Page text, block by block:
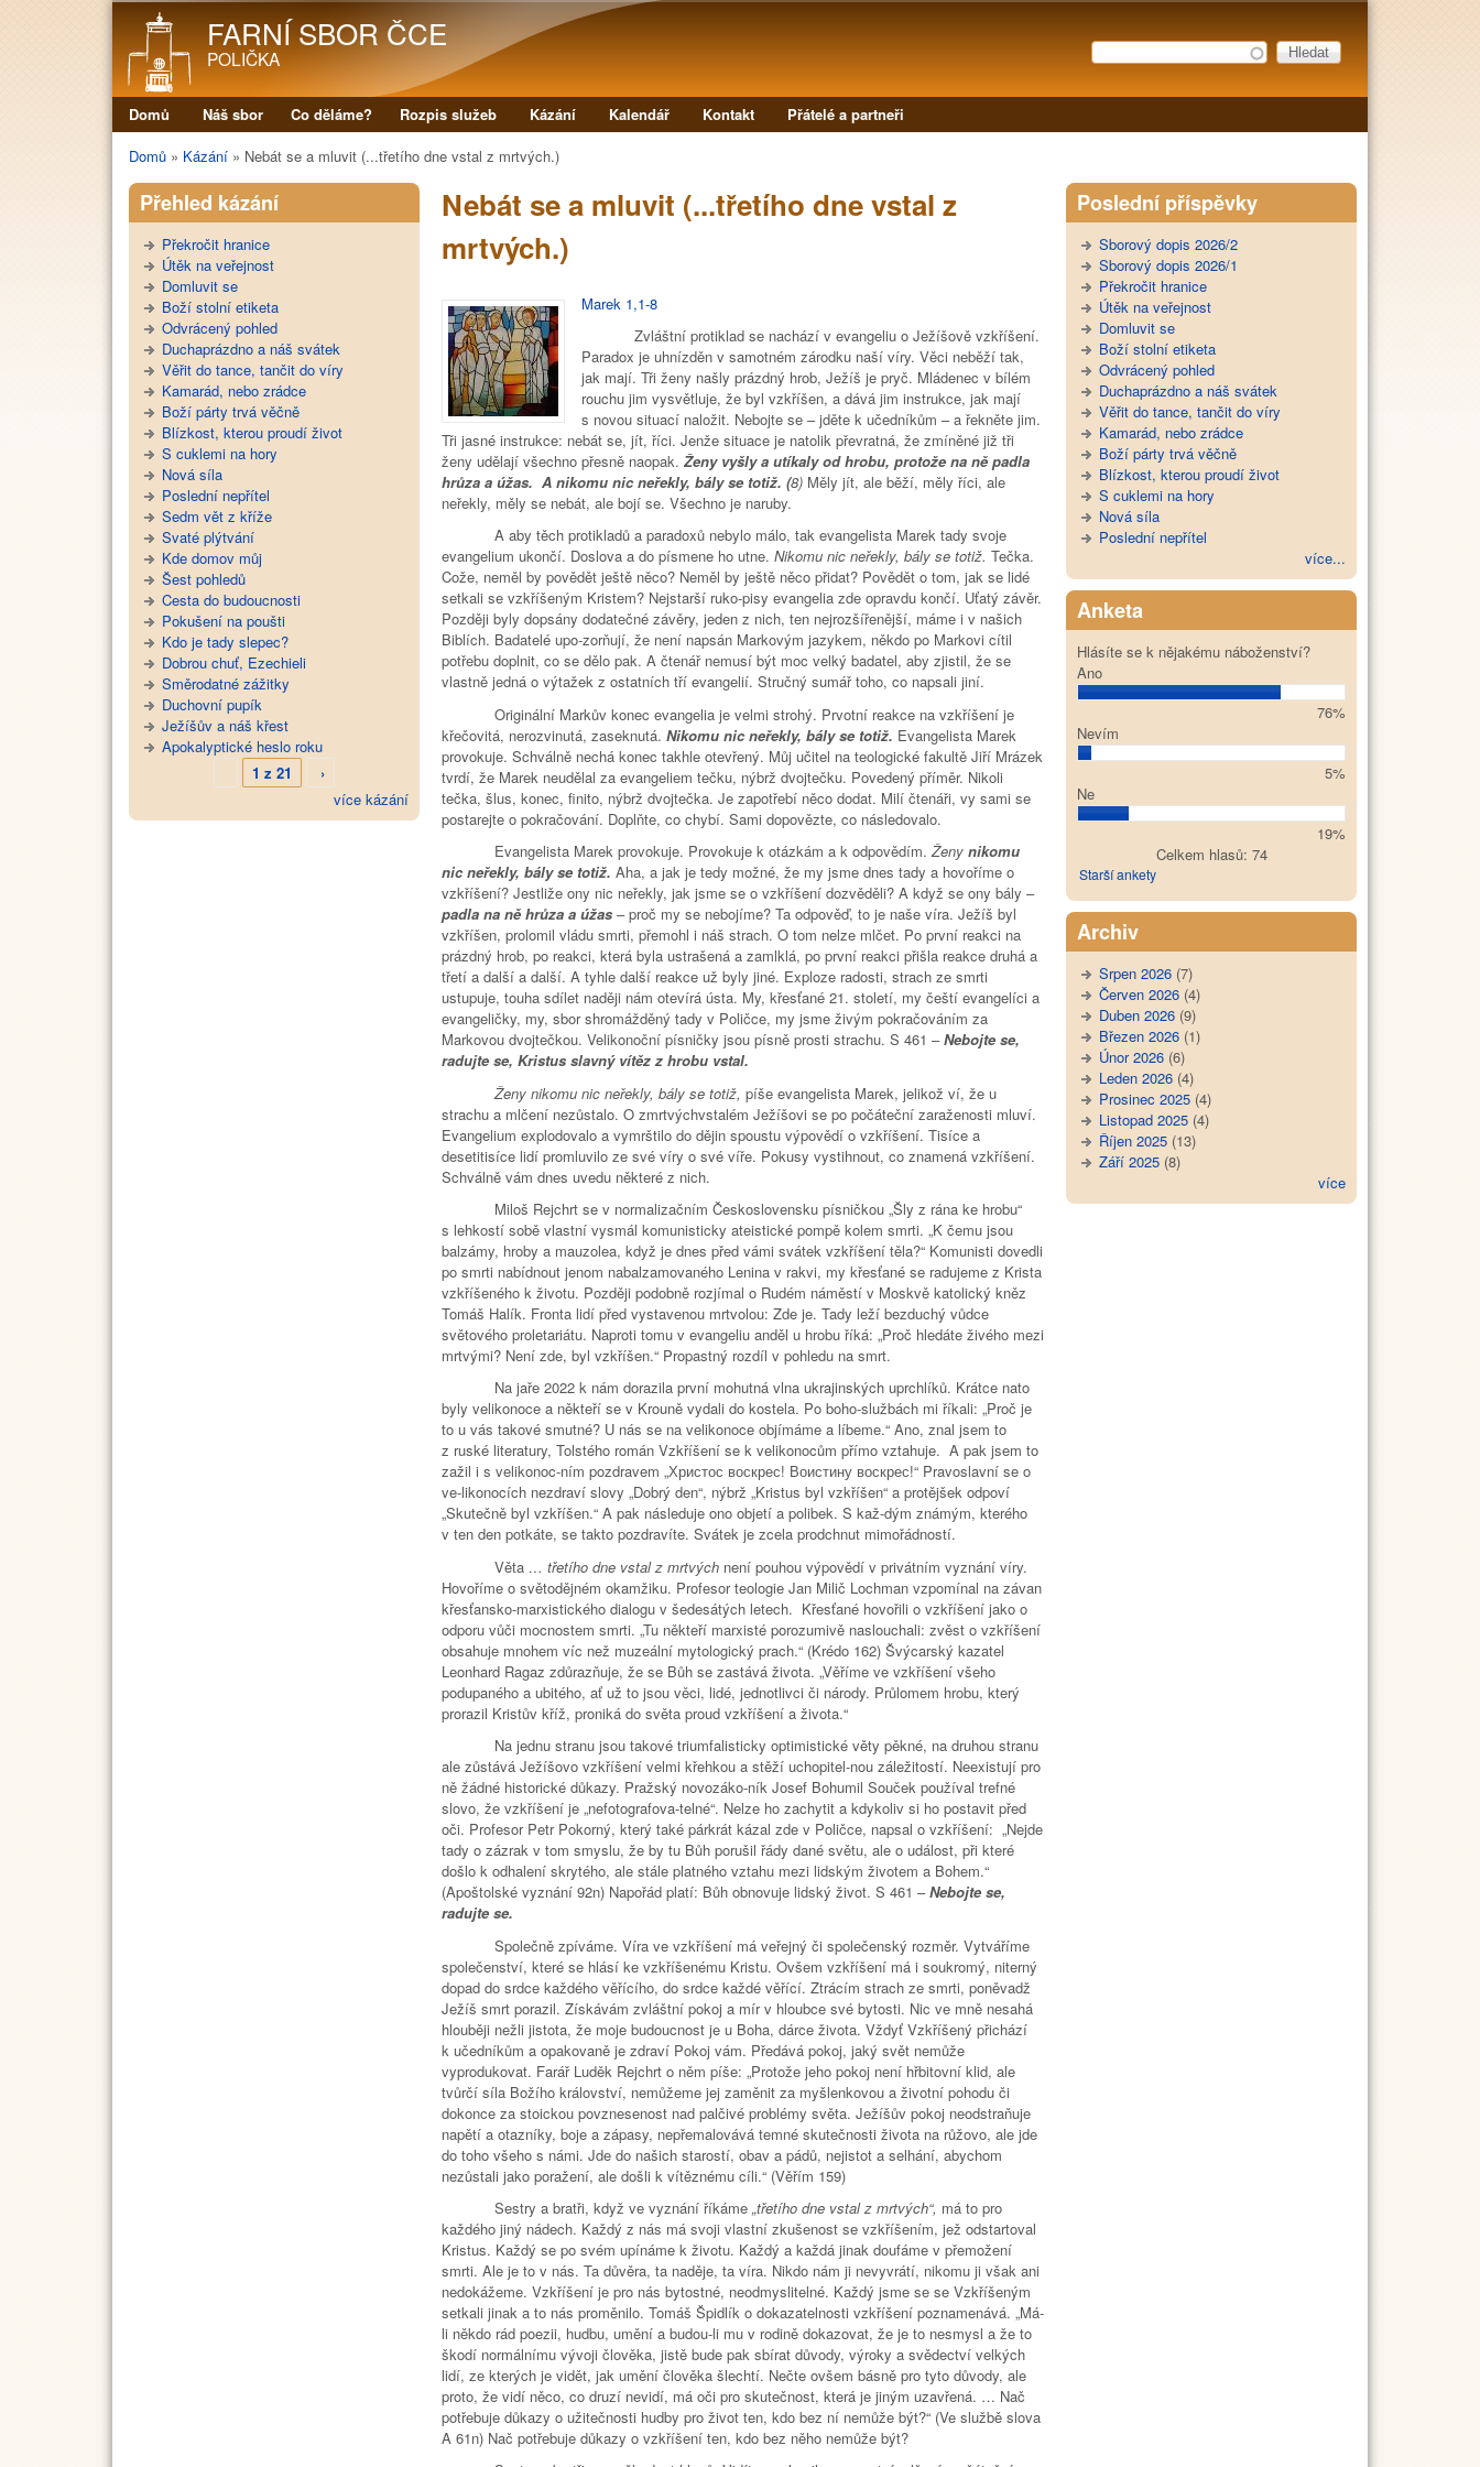
FARNÍ SBOR ČCE
POLIČKA Vyhledávání
Hledat
Hlavní menu
Domů Náš sbor Co děláme? Rozpis služeb Kázání Kalendář Kontakt Přátelé a partneři
Jste zde
Domů » Kázání » Nebát se a mluvit (...třetího dne vstal z mrtvých.)
Nebát se a mluvit (...třetího dne vstal z
mrtvých.)
Marek 1,1-8
Zvláštní protiklad se nachází v evangeliu o Ježíšově vzkříšení.
Paradox je uhnízděn v samotném zárodku naší víry. Věci neběží tak,
jak mají. Tři ženy našly prázdný hrob, Ježíš je pryč. Mládenec v bílém
rouchu jim vysvětluje, že byl vzkříšen, a dává jim instrukce, jak mají
s novou situací naložit. Nebojte se – jděte k učedníkům – a řekněte jim.
Tři jasné instrukce: nebát se, jít, říci. Jenže situace je natolik převratná, že zmíněné již tři
ženy udělají všechno přesně naopak. Ženy vyšly a utíkaly od hrobu, protože na ně padla
hrůza a úžas. A nikomu nic neřekly, bály se totiž. (8)Měly jít, ale běží, měly říci, ale
neřekly, měly se nebát, ale bojí se. Všechno je naruby.
A aby těch protikladů a paradoxů nebylo málo, tak evangelista Marek tady svoje
evangelium ukončí. Doslova a do písmene ho utne. Nikomu nic neřekly, bály se totiž. Tečka.
Cože, neměl by povědět ještě něco? Neměl by ještě něco přidat? Povědět o tom, jak se lidé
setkali se vzkříšeným Kristem? Nejstarší ruko-pisy evangelia zde opravdu končí. Uťatý závěr.
Později byly dopsány dodatečné závěry, jeden z nich, ten nejrozšířenější, máme i v našich
Biblích. Badatelé upo-zorňují, že není napsán Markovým jazykem, někdo po Markovi cítil
potřebu doplnit, co se dělo pak. A čtenář nemusí být moc velký badatel, aby zjistil, že se
vlastně jedná o výtažek z ostatních tří evangelií. Stručný sumář toho, co napsali jiní.
Originální Markův konec evangelia je velmi strohý. Prvotní reakce na vzkříšení je
křečovitá, nerozvinutá, zaseknutá. Nikomu nic neřekly, bály se totiž. Evangelista Marek
provokuje. Schválně nechá konec takhle otevřený. Můj učitel na teologické fakultě Jiří Mrázek
tvrdí, že Marek neudělal za evangeliem tečku, nýbrž dvojtečku. Povedený příměr. Nikoli
tečka, šlus, konec, finito, nýbrž dvojtečka. Je zapotřebí něco dodat. Milí čtenáři, vy sami se
postarejte o pokračování. Doplňte, co chybí. Sami dopovězte, co následovalo.
Evangelista Marek provokuje. Provokuje k otázkám a k odpovědím.Ženy nikomu
nic neřekly, bály se totiž. Aha, a jak je tedy možné, že my jsme dnes tady a hovoříme o
vzkříšení? Jestliže ony nic neřekly, jak jsme se o vzkříšení dozvěděli? A když se ony bály –
padla na ně hrůza a úžas– proč my se nebojíme? Ta odpověď, to je naše víra. Ježíš byl
vzkříšen, prolomil vládu smrti, přemohl i náš strach. O tom nelze mlčet. Po první reakci na
prázdný hrob, po reakci, která byla ustrašená a zamlklá, po první reakci přišla reakce druhá a
třetí a další a další. A tyhle další reakce už byly jiné. Exploze radosti, strach ze smrti
ustupuje, touha sdílet naději nám otevírá ústa. My, křesťané 21. století, my čeští evangelíci a
evangeličky, my, sbor shromážděný tady v Poličce, my jsme živým pokračováním za
Markovou dvojtečkou. Velikonoční písničky jsou písně prosti strachu. S 461 –Nebojte se,
radujte se, Kristus slavný vítěz z hrobu vstal.
Ženy nikomu nic neřekly, bály se totiž, píše evangelista Marek, jelikož ví, že u
strachu a mlčení nezůstalo. O zmrtvýchvstalém Ježíšovi se po počáteční zaraženosti mluví.
Evangelium explodovalo a vymrštilo do dějin spoustu výpovědí o vzkříšení. Tisíce a
desetitisíce lidí promluvilo ze své víry o své víře. Pokusy vystihnout, co znamená vzkříšení.
Schválně vám dnes uvedu některé z nich.
Miloš Rejchrt se v normalizačním Československu písničkou „Šly z rána ke hrobu“
s lehkostí sobě vlastní vysmál komunisticky ateistické pompě kolem smrti. „K čemu jsou
balzámy, hroby a mauzolea, když je dnes před vámi svátek vzkříšení těla?“ Komunisti dovedli
po smrti nabídnout jenom nabalzamovaného Lenina v rakvi, my křesťané se radujeme z Krista
vzkříšeného k životu. Později podobně rozjímal o Rudém náměstí v Moskvě katolický kněz
Tomáš Halík. Fronta lidí před vystavenou mrtvolou: Zde je. Tady leží bezduchý vůdce
světového proletariátu. Naproti tomu v evangeliu anděl u hrobu říká: „Proč hledáte živého mezi
mrtvými? Není zde, byl vzkříšen.“ Propastný rozdíl v pohledu na smrt.
Na jaře 2022 k nám dorazila první mohutná vlna ukrajinských uprchlíků. Krátce nato
byly velikonoce a někteří se v Krouně vydali do kostela. Po boho-službách mi říkali: „Proč je
to u vás takové smutné? U nás se na velikonoce objímáme a líbeme.“ Ano, znal jsem to
z ruské literatury, Tolstého román Vzkříšení se k velikonocům přímo vztahuje. A pak jsem to
zažil i s velikonoc-ním pozdravem „Христос воскрес! Воистину воскрес!“ Pravoslavní se o
ve-likonocích nezdraví slovy „Dobrý den“, nýbrž „Kristus byl vzkříšen“ a protějšek odpoví
„Skutečně byl vzkříšen.“ A pak následuje ono objetí a polibek. S kaž-dým známým, kterého
v ten den potkáte, se takto pozdravíte. Svátek je zcela prodchnut mimořádností.
Věta … třetího dne vstal z mrtvých není pouhou výpovědí v privátním vyznání víry.
Hovoříme o světodějném okamžiku. Profesor teologie Jan Milič Lochman vzpomínal na závan
křesťansko-marxistického dialogu v šedesátých letech. Křesťané hovořili o vzkříšení jako o
odporu vůči mocnostem smrti. „Tu někteří marxisté porozumivě naslouchali: zvěst o vzkříšení
obsahuje mnohem víc než muzeální mytologický prach.“ (Krédo 162) Švýcarský kazatel
Leonhard Ragaz zdůrazňuje, že se Bůh se zastává života. „Věříme ve vzkříšení všeho
podupaného a ubitého, ať už to jsou věci, lidé, jednotlivci či národy. Průlomem hrobu, který
prorazil Kristův kříž, proniká do světa proud vzkříšení a života.“
Na jednu stranu jsou takové triumfalisticky optimistické věty pěkné, na druhou stranu
ale zůstává Ježíšovo vzkříšení velmi křehkou a stěží uchopitel-nou záležitostí. Neexistují pro
ně žádné historické důkazy. Pražský novozáko-ník Josef Bohumil Souček používal trefné
slovo, že vzkříšení je „nefotografova-telné“. Nelze ho zachytit a kdykoliv si ho postavit před
oči. Profesor Petr Pokorný, který také párkrát kázal zde v Poličce, napsal o vzkříšení: „Nejde
tady o zázrak v tom smyslu, že by tu Bůh porušil řády dané světu, ale o událost, při které
došlo k odhalení skrytého, ale stále platného vztahu mezi lidským životem a Bohem.“
(Apoštolské vyznání 92n) Napořád platí: Bůh obnovuje lidský život. S 461 –Nebojte se,
radujte se.
Společně zpíváme. Víra ve vzkříšení má veřejný či společenský rozměr. Vytváříme
společenství, které se hlásí ke vzkříšenému Kristu. Ovšem vzkříšení má i soukromý, niterný
dopad do srdce každého věřícího, do srdce každé věřící. Ztrácím strach ze smrti, poněvadž
Ježíš smrt porazil. Získávám zvláštní pokoj a mír v hloubce své bytosti. Nic ve mně nesahá
hlouběji nežli jistota, že moje budoucnost je u Boha, dárce života. Vždyť Vzkříšený přichází
k učedníkům a opakovaně je zdraví Pokoj vám. Předává pokoj, jaký svět nemůže
vyprodukovat. Farář Luděk Rejchrt o něm píše: „Protože jeho pokoj není hřbitovní klid, ale
tvůrčí síla Božího království, nemůžeme jej zaměnit za myšlenkovou a životní pohodu či
dokonce za stoickou povznesenost nad palčivé problémy světa. Ježíšův pokoj neodstraňuje
napětí a otazníky, boje a zápasy, nepřemalovává temné skutečnosti života na růžovo, ale jde
do toho všeho s námi. Jde do našich starostí, obav a pádů, nejistot a selhání, abychom
nezůstali jako poražení, ale došli k vítěznému cíli.“ (Věřím 159)
Sestry a bratři, když ve vyznání říkáme „třetího dne vstal z mrtvých“, má to pro
každého jiný nádech. Každý z nás má svoji vlastní zkušenost se vzkříšením, jež odstartoval
Kristus. Každý se po svém upínáme k životu. Každý a každá jinak doufáme v přemožení
smrti. Ale je to v nás. Ta důvěra, ta naděje, ta víra. Nikdo nám ji nevyvrátí, nikomu ji však ani
nedokážeme. Vzkříšení je pro nás bytostné, neodmyslitelné. Každý jsme se se Vzkříšeným
setkali jinak a to nás proměnilo. Tomáš Špidlík o dokazatelnosti vzkříšení poznamenává. „Má-
li někdo rád poezii, hudbu, umění a budou-li mu v rodině dokazovat, že je to nesmysl a že to
škodí normálnímu vývoji člověka, jistě bude pak sbírat důvody, výroky a svědectví velkých
lidí, ze kterých je vidět, jak umění člověka šlechtí. Nečte ovšem básně pro tyto důvody, ale
proto, že vidí něco, co druzí nevidí, má oči pro skutečnost, která je jiným uzavřená. … Nač
potřebuje důkazy o užitečnosti hudby pro život ten, kdo bez ní nemůže být?“ (Ve službě slova
A 61n) Nač potřebuje důkazy o vzkříšení ten, kdo bez něho nemůže být?
Přehled kázání
Překročit hranice
Útěk na veřejnost
Domluvit se
Boží stolní etiketa
Odvrácený pohled
Duchaprázdno a náš svátek
Věřit do tance, tančit do víry
Kamarád, nebo zrádce
Boží párty trvá věčně
Blízkost, kterou proudí život
S cuklemi na hory
Nová síla
Poslední nepřítel
Sedm vět z kříže
Svaté plýtvání
Kde domov můj
Šest pohledů
Cesta do budoucnosti
Pokušení na poušti
Kdo je tady slepec?
Dobrou chuť, Ezechieli
Směrodatné zážitky
Duchovní pupík
Ježíšův a náš křest
Apokalyptické heslo roku
1 z 21
›
více kázání
Poslední příspěvky
Sborový dopis 2026/2
Sborový dopis 2026/1
Překročit hranice
Útěk na veřejnost
Domluvit se
Boží stolní etiketa
Odvrácený pohled
Duchaprázdno a náš svátek
Věřit do tance, tančit do víry
Kamarád, nebo zrádce
Boží párty trvá věčně
Blízkost, kterou proudí život
S cuklemi na hory
Nová síla
Poslední nepřítel
více...
Anketa
Hlásíte se k nějakému náboženství?
Ano
76%
Nevím
5%
Ne
19%
Celkem hlasů: 74
Starší ankety
Archiv
Srpen 2026 (7)
Červen 2026 (4)
Duben 2026 (9)
Březen 2026 (1)
Únor 2026 (6)
Leden 2026 (4)
Prosinec 2025 (4)
Listopad 2025 (4)
Říjen 2025 (13)
Září 2025 (8)
více